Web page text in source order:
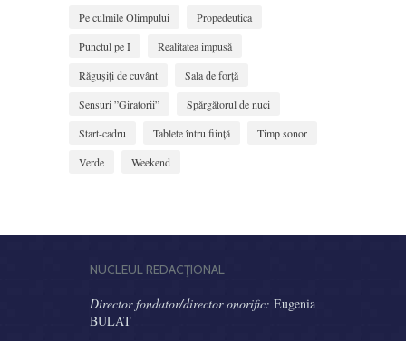
Pe culmile Olimpului
Propedeutica
Punctul pe I
Realitatea impusă
Răguşiţi de cuvânt
Sala de forţă
Sensuri ”Giratorii”
Spărgătorul de nuci
Start-cadru
Tablete întru ființă
Timp sonor
Verde
Weekend
NUCLEUL REDACŢIONAL
Director fondator/director onorific: Eugenia
BULAT